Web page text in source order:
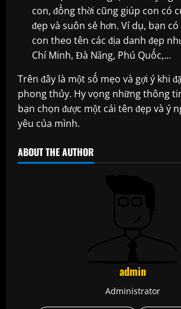
con, đồng thời cũng giúp con có
đẹp và suôn sẻ hơn. Ví dụ, bạn
con theo tên các địa danh đẹp
Chí Minh, Đà Nẵng, Phú Quốc,…
Trên đây là một số mẹo và gợi ý khi
phong thủy. Hy vọng những thông
bạn chọn được một cái tên đẹp và ý
yêu của mình.
ABOUT THE AUTHOR
admin
Administrator